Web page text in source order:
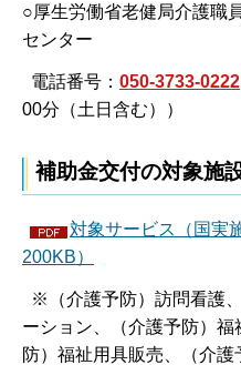
○厚生労働省老健局介護職
センター
電話番号： 050-3733-0222
00分（土日含む））
補助金交付の対象施
対象サービス（国実
200KB）
※（介護予防）訪問看護
ーション、（介護予防）
防）福祉用具販売、（介